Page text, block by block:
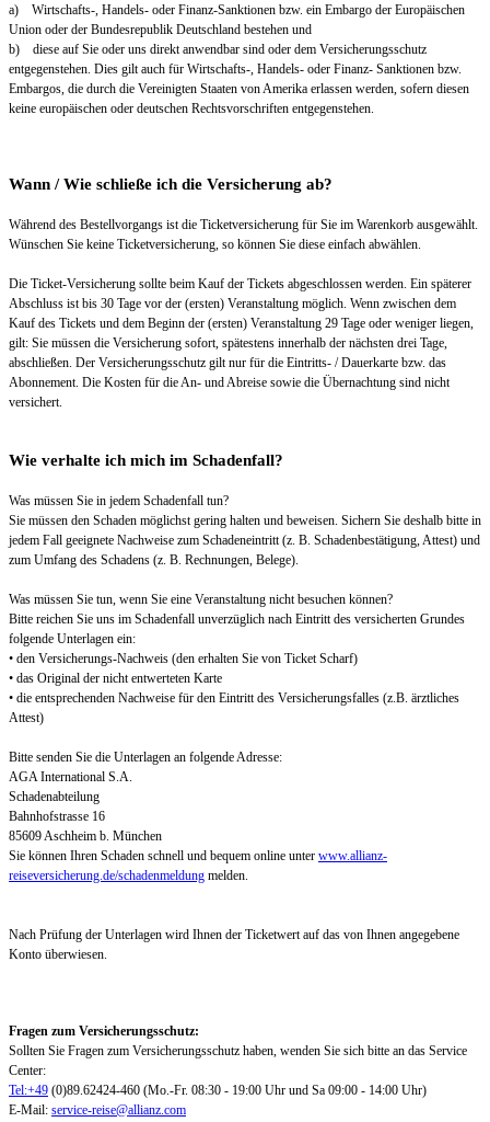
a) Wirtschafts-, Handels- oder Finanz-Sanktionen bzw. ein Embargo der Europäischen
Union oder der Bundesrepublik Deutschland bestehen und
b) diese auf Sie oder uns direkt anwendbar sind oder dem Versicherungsschutz
entgegenstehen. Dies gilt auch für Wirtschafts-, Handels- oder Finanz- Sanktionen bzw.
Embargos, die durch die Vereinigten Staaten von Amerika erlassen werden, sofern diesen
keine europäischen oder deutschen Rechtsvorschriften entgegenstehen.
Wann / Wie schließe ich die Versicherung ab?
Während des Bestellvorgangs ist die Ticketversicherung für Sie im Warenkorb ausgewählt.
Wünschen Sie keine Ticketversicherung, so können Sie diese einfach abwählen.
Die Ticket-Versicherung sollte beim Kauf der Tickets abgeschlossen werden. Ein späterer
Abschluss ist bis 30 Tage vor der (ersten) Veranstaltung möglich. Wenn zwischen dem
Kauf des Tickets und dem Beginn der (ersten) Veranstaltung 29 Tage oder weniger liegen,
gilt: Sie müssen die Versicherung sofort, spätestens innerhalb der nächsten drei Tage,
abschließen. Der Versicherungsschutz gilt nur für die Eintritts- / Dauerkarte bzw. das
Abonnement. Die Kosten für die An- und Abreise sowie die Übernachtung sind nicht
versichert.
Wie verhalte ich mich im Schadenfall?
Was müssen Sie in jedem Schadenfall tun?
Sie müssen den Schaden möglichst gering halten und beweisen. Sichern Sie deshalb bitte in
jedem Fall geeignete Nachweise zum Schadeneintritt (z. B. Schadenbestätigung, Attest) und
zum Umfang des Schadens (z. B. Rechnungen, Belege).
Was müssen Sie tun, wenn Sie eine Veranstaltung nicht besuchen können?
Bitte reichen Sie uns im Schadenfall unverzüglich nach Eintritt des versicherten Grundes
folgende Unterlagen ein:
• den Versicherungs-Nachweis (den erhalten Sie von Ticket Scharf)
• das Original der nicht entwerteten Karte
• die entsprechenden Nachweise für den Eintritt des Versicherungsfalles (z.B. ärztliches
Attest)
Bitte senden Sie die Unterlagen an folgende Adresse:
AGA International S.A.
Schadenabteilung
Bahnhofstrasse 16
85609 Aschheim b. München
Sie können Ihren Schaden schnell und bequem online unter www.allianz-
reiseversicherung.de/schadenmeldung melden.
Nach Prüfung der Unterlagen wird Ihnen der Ticketwert auf das von Ihnen angegebene
Konto überwiesen.
Fragen zum Versicherungsschutz:
Sollten Sie Fragen zum Versicherungsschutz haben, wenden Sie sich bitte an das Service
Center:
Tel:+49 (0)89.62424-460 (Mo.-Fr. 08:30 - 19:00 Uhr und Sa 09:00 - 14:00 Uhr)
E-Mail: service-reise@allianz.com